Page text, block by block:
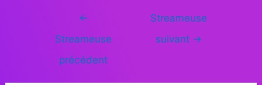
←
Streameuse
précédent
Streameuse
suivant →